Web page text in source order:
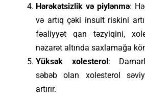
Hərəkətsizlik və piylənmə:
və artıq çəki insult riskini
fəaliyyət qan təzyiqini,
nəzarət altında saxlamağa
Yüksək xolesterol :
səbəb olan xolesterol
artırır.